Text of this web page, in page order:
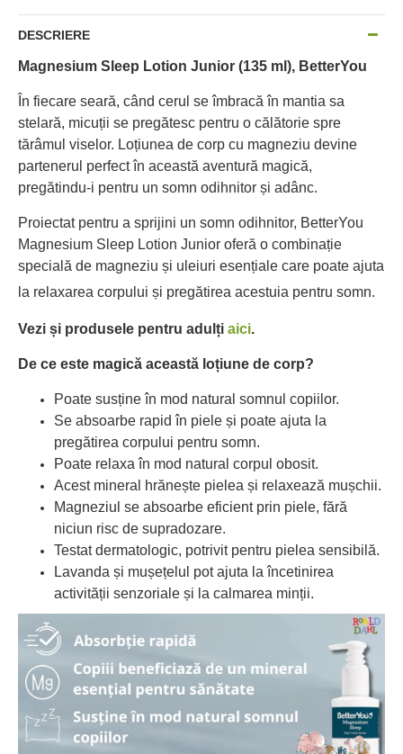
DESCRIERE
Magnesium Sleep Lotion Junior (135 ml), BetterYou
În fiecare seară, când cerul se îmbracă în mantia sa
stelară, micuții se pregătesc pentru o călătorie spre
tărâmul viselor. Loțiunea de corp cu magneziu devine
partenerul perfect în această aventură magică,
pregătindu-i pentru un somn odihnitor și adânc.
Proiectat pentru a sprijini un somn odihnitor, BetterYou
Magnesium Sleep Lotion Junior oferă o combinație
specială de magneziu și uleiuri esențiale care poate ajuta
la relaxarea corpului și pregătirea acestuia pentru somn.
Vezi și produsele pentru adulți aici.
De ce este magică această loțiune de corp?
Poate susține în mod natural somnul copiilor.
Se absoarbe rapid în piele și poate ajuta la
pregătirea corpului pentru somn.
Poate relaxa în mod natural corpul obosit.
Acest mineral hrănește pielea și relaxează mușchii.
Magneziul se absoarbe eficient prin piele, fără
niciun risc de supradozare.
Testat dermatologic, potrivit pentru pielea sensibilă.
Lavanda și mușețelul pot ajuta la încetinirea
activității senzoriale și la calmarea minții.